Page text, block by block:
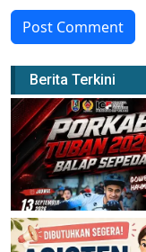
Post Comment
Berita Terkini